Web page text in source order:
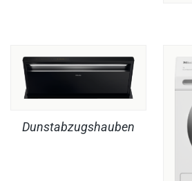
Dunstabzugshauben